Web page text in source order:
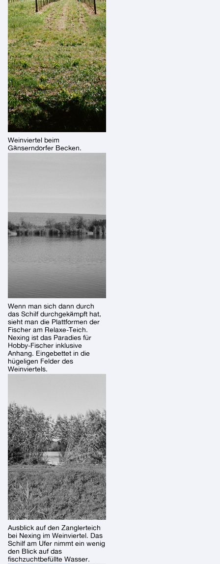
Weinviertel beim
Gänserndorfer Becken.
Wenn man sich dann durch
das Schilf durchgekämpft hat,
sieht man die Plattformen der
Fischer am Relaxe-Teich.
Nexing ist das Paradies für
Hobby-Fischer inklusive
Anhang. Eingebettet in die
hügeligen Felder des
Weinviertels.
Ausblick auf den Zanglerteich
bei Nexing im Weinviertel. Das
Schilf am Ufer nimmt ein wenig
den Blick auf das
fischzuchtbefüllte Wasser.